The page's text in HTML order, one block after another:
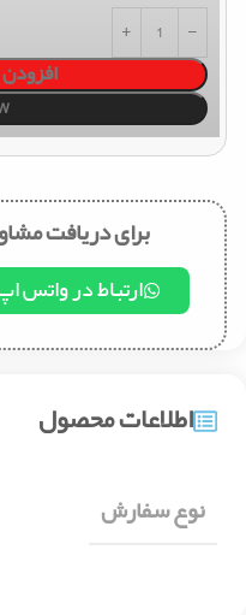
برای دریافت
ارتباط در واتس
اطلاعات محصول
نوع سفارش